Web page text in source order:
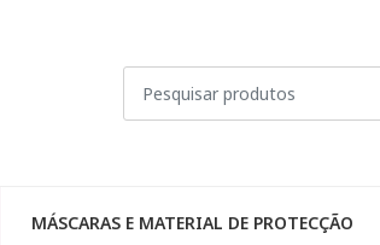
MÁSCARAS E MATERIAL DE PROTECÇÃO